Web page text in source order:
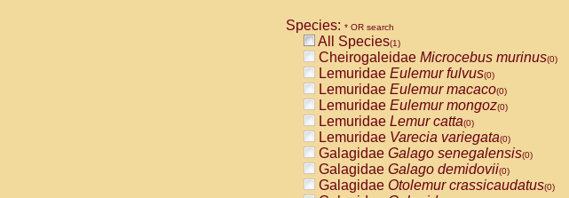
Species: * OR search
All Species(1)
Cheirogaleidae Microcebus murinus(0)
Lemuridae Eulemur fulvus(0)
Lemuridae Eulemur macaco(0)
Lemuridae Eulemur mongoz(0)
Lemuridae Lemur catta(0)
Lemuridae Varecia variegata(0)
Galagidae Galago senegalensis(0)
Galagidae Galago demidovii(0)
Galagidae Otolemur crassicaudatus(0)